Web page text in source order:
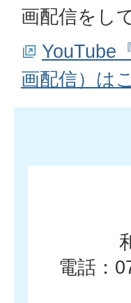
画配信をし
YouTube
画配信）は
電話：